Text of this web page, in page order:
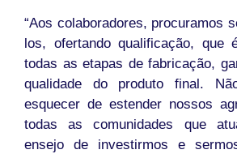
“Aos colaboradores, procuramos
los, ofertando qualificação, que
todas as etapas de fabricação,
qualidade do produto final.
esquecer de estender nossos
todas as comunidades que
ensejo de investirmos e